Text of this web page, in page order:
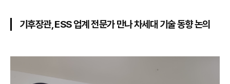
기후장관, ESS 업계 전문가 만나 차세대 기술 동향 논의